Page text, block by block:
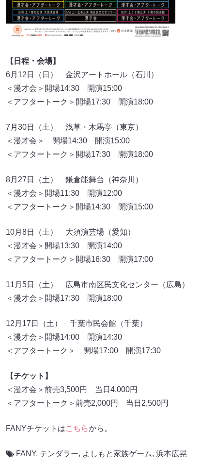
【日程・会場】
6月12日（日） 金沢アートホール（石川）
＜漫才会＞開場14:30 開演15:00
＜アフタートーク＞開場17:30 開演18:00
7月30日（土） 浅草・木馬亭（東京）
＜漫才会＞ 開場14:30 開演15:00
＜アフタートーク＞開場17:30 開演18:00
8月27日（土） 鎌倉能舞台（神奈川）
＜漫才会＞開場11:30 開演12:00
＜アフタートーク＞開場14:30 開演15:00
10月8日（土） 大須演芸場（愛知）
＜漫才会＞開場13:30 開演14:00
＜アフタートーク＞開場16:30 開演17:00
11月5日（土） 広島市南区民文化センター（広島）
＜漫才会＞開場17:30 開演18:00
12月17日（土） 千葉市民会館（千葉）
＜漫才会＞開場14:00 開演14:30
＜アフタートーク＞ 開場17:00 開演17:30
【チケット】
＜漫才会＞前売3,500円 当日4,000円
＜アフタートーク＞前売2,000円 当日2,500円
FANYチケットはこちらから。
FANY, テンダラー, よしもと家族ゲーム, 浜本広晃